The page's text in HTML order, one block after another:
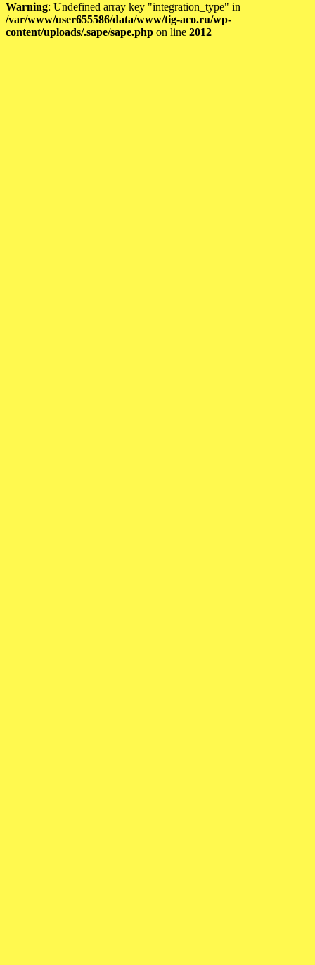
Warning: Undefined array key "integration_type" in
/var/www/user655586/data/www/tig-aco.ru/wp-
content/uploads/.sape/sape.php on line 2012